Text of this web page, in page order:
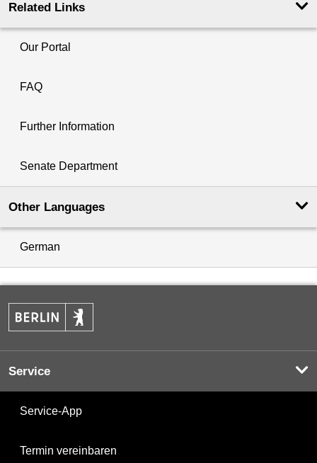
Related Links
Our Portal
FAQ
Further Information
Senate Department
Other Languages
German
Service
Service-App
Termin vereinbaren